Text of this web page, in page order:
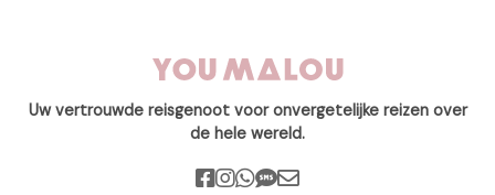
Uw vertrouwde reisgenoot voor onvergetelijke reizen over
de hele wereld.